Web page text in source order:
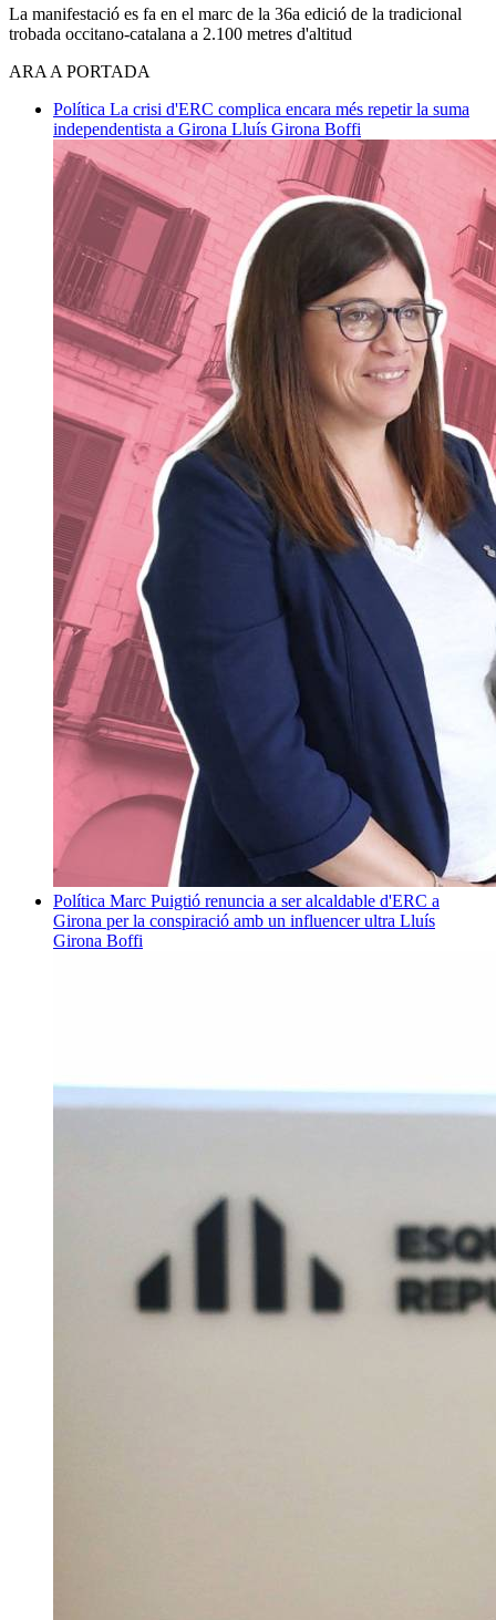
La manifestació es fa en el marc de la 36a edició de la tradicional
trobada occitano-catalana a 2.100 metres d'altitud
ARA A PORTADA
Política La crisi d'ERC complica encara més repetir la suma
independentista a Girona Lluís Girona Boffi
Política Marc Puigtió renuncia a ser alcaldable d'ERC a
Girona per la conspiració amb un influencer ultra Lluís
Girona Boffi